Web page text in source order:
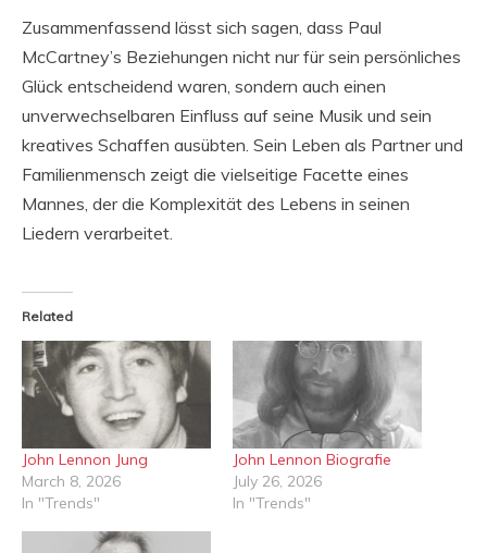
Zusammenfassend lässt sich sagen, dass Paul
McCartney’s Beziehungen nicht nur für sein persönliches
Glück entscheidend waren, sondern auch einen
unverwechselbaren Einfluss auf seine Musik und sein
kreatives Schaffen ausübten. Sein Leben als Partner und
Familienmensch zeigt die vielseitige Facette eines
Mannes, der die Komplexität des Lebens in seinen
Liedern verarbeitet.
Related
John Lennon Jung
March 8, 2026
In "Trends"
John Lennon Biografie
July 26, 2026
In "Trends"